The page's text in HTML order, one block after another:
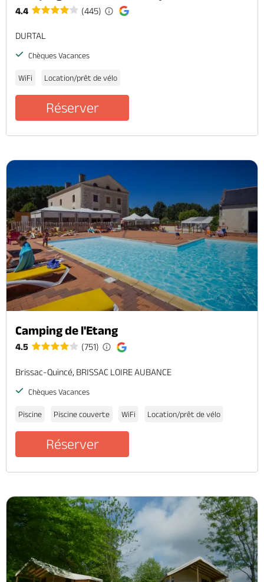
4.4 (445)
DURTAL
Chèques Vacances
WiFi Location/prêt de vélo
Réserver
Camping de l'Etang
4.5 (751)
Brissac-Quincé, BRISSAC LOIRE AUBANCE
Chèques Vacances
Piscine Piscine couverte WiFi Location/prêt de vélo
Réserver